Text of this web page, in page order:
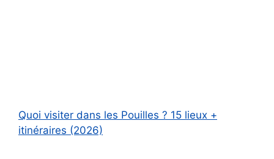
Quoi visiter dans les Pouilles ? 15 lieux +
itinéraires (2026)